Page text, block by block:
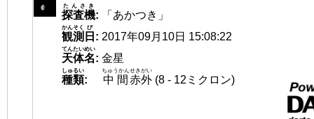
探査機
たんさき
:
「あかつき」
観測
かんそく
日
び
: 2017年09月10日 15:08:22
天体名
てんたいめい
: 金星
種類
しゅるい
: 中間
ちゅうかん
赤外
せきがい
(8 - 12ミクロン)